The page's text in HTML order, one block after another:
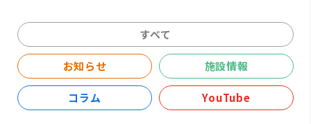
すべて
お知らせ 施設情報
コラム YouTube